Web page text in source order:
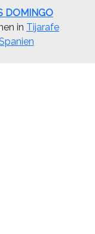
DOMINGO
in Tijarafe